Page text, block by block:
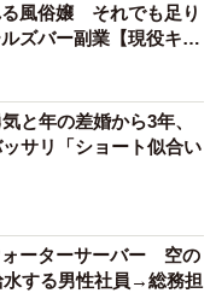
風俗嬢 それでも足り
ズバー副業【現役キャ
と年の差婚から3年、
サリ「ショート似合い
ォーターサーバー 空の
する男性社員→総務担